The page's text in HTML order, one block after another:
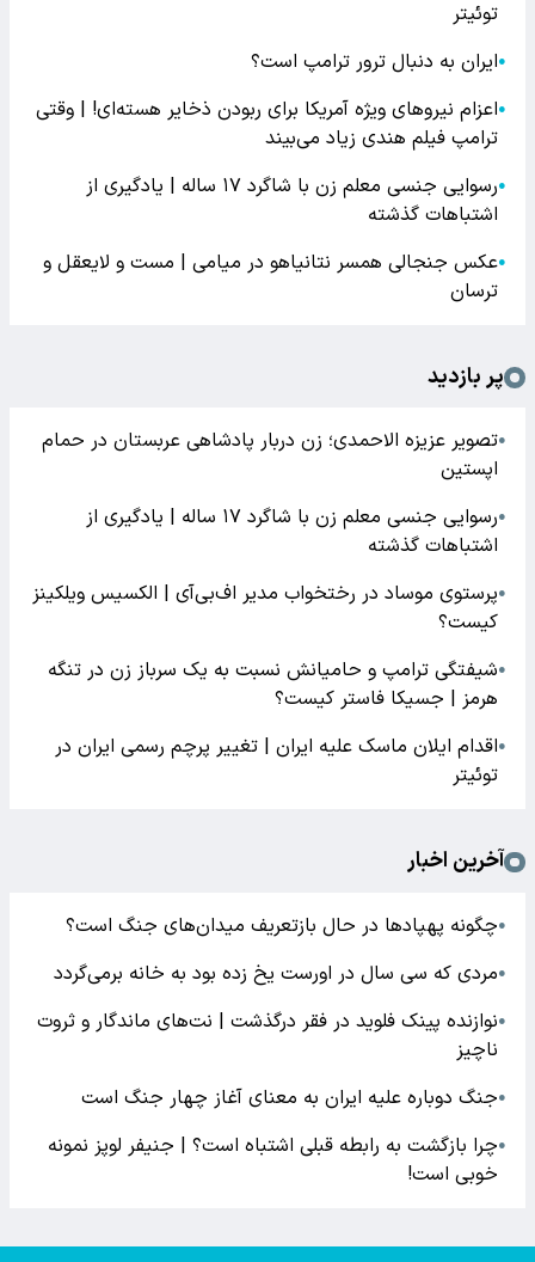
توئیتر
●ایران به دنبال ترور ترامپ است؟
●اعزام نیروهای ویژه آمریکا برای ربودن ذخایر هسته‌ای! | وقتی
ترامپ فیلم هندی زیاد می‌بیند
●
رسوایی جنسی معلم زن با شاگرد ۱۷ ساله | یادگیری از
اشتباهات گذشته
●عکس جنجالی همسر نتانیاهو در میامی | مست و لایعقل و
ترسان
پر بازدید
●تصویر عزیزه الاحمدی؛ زن دربار پادشاهی عربستان در حمام
اپستین
●
رسوایی جنسی معلم زن با شاگرد ۱۷ ساله | یادگیری از
اشتباهات گذشته
●پرستوی موساد در رختخواب مدیر اف‌بی‌آی | الکسیس ویلکینز
کیست؟
●شیفتگی ترامپ و حامیانش نسبت به یک سرباز زن در تنگه
هرمز | جسیکا فاستر کیست؟
●اقدام ایلان ماسک علیه ایران | تغییر پرچم رسمی ایران در
توئیتر
آخرین اخبار
●چگونه پهپادها در حال بازتعریف میدان‌های جنگ است؟
●مردی که سی سال در اورست یخ زده بود به خانه برمی‌گردد
●نوازنده پینک فلوید در فقر درگذشت | نت‌های ماندگار و ثروت
ناچیز
●جنگ دوباره علیه ایران به معنای آغاز چهار جنگ است
●چرا بازگشت به رابطه قبلی اشتباه است؟ | جنیفر لوپز نمونه
خوبی است!